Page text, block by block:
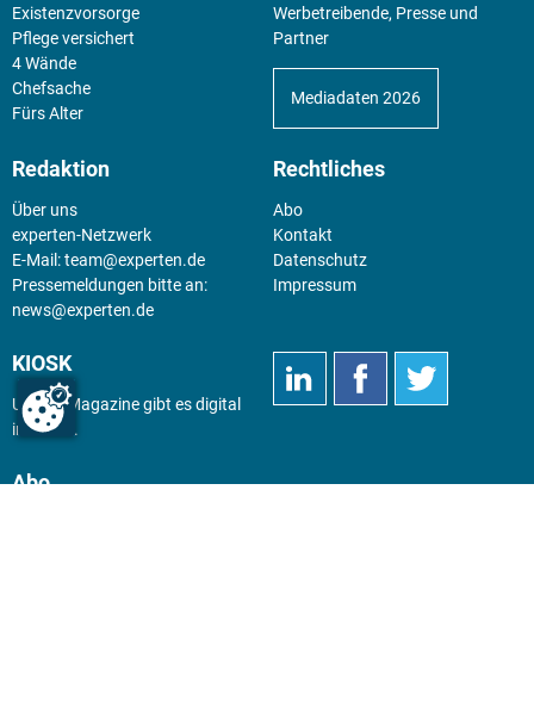
Existenz­vorsorge
Pflege versichert
4 Wände
Chefsache
Fürs Alter
Werbetreibende, Presse und
Partner
Mediadaten 2026
Redaktion
Über uns
experten-Netzwerk
E-Mail:team@experten.de
Pressemeldungen bitte an:
news@experten.de
Rechtliches
Abo
Kontakt
Datenschutz
Impressum
KIOSK
Unsere Magazine gibt es digital
imKiosk .
Abo